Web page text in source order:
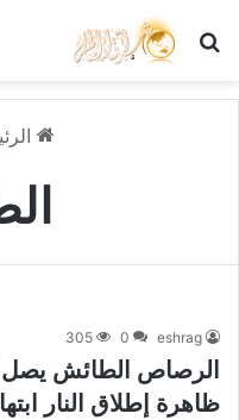
بحث عن
eshrag
0
305
الرصاص الطائش
ظاهرة إطلاق النار